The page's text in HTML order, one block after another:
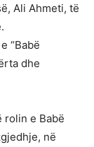
Ali Ahmeti, të
“Babë
dhe
rolin e Babë
në